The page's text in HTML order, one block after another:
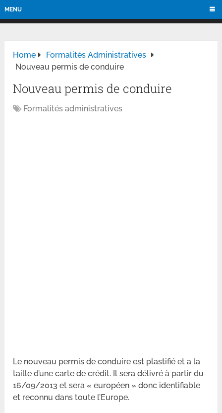
MENU
Home
Formalités Administratives
Nouveau permis de conduire
Nouveau permis de conduire
Formalités administratives
Le nouveau permis de conduire est plastifié et a la
taille d’une carte de crédit. Il sera délivré à partir du
16/09/2013 et sera « européen » donc identifiable
et reconnu dans toute l’Europe.